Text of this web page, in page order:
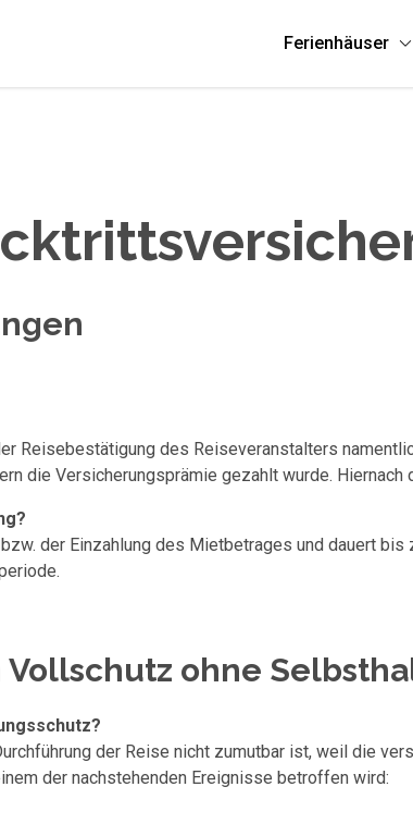
Ferienhäuser
Reisebestätigung des Reiseveranstalters
die Versicherungsprämie gezahlt wurde. Hiernach
der Einzahlung des Mietbetrages und dauert
ohne
der Reise nicht zumutbar ist, weil die
der nachstehenden Ereignisse betroffen wird: